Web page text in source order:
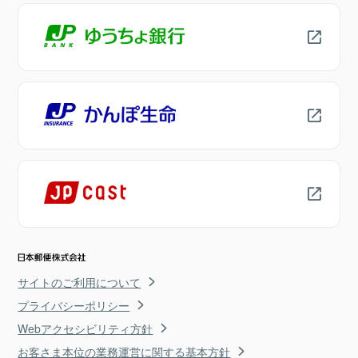
サイトのご利用について
プライバシーポリシー
Webアクセシビリティ方針
お客さま本位の業務運営に関する基本方針